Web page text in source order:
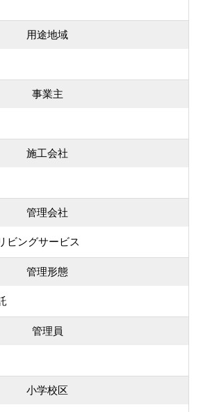
用途地域
事業主
施工会社
管理会社
ビングサービス
管理形態
管理員
小学校区